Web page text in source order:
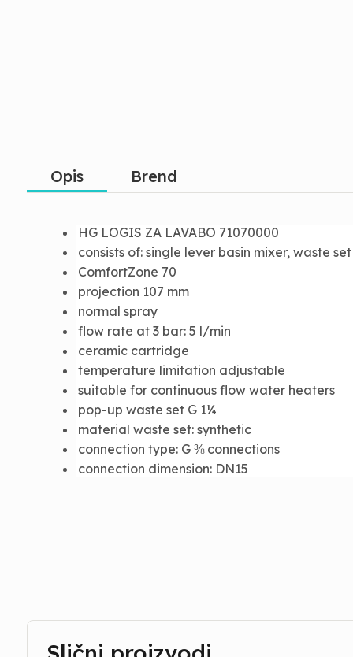
Opis Brend
HG LOGIS ZA LAVABO 71070000
consists of: single lever basin mixer, waste set
ComfortZone 70
projection 107 mm
normal spray
flow rate at 3 bar: 5 l/min
ceramic cartridge
temperature limitation adjustable
suitable for continuous flow water heaters
pop-up waste set G 1¼
material waste set: synthetic
connection type: G ⅜ connections
connection dimension: DN15